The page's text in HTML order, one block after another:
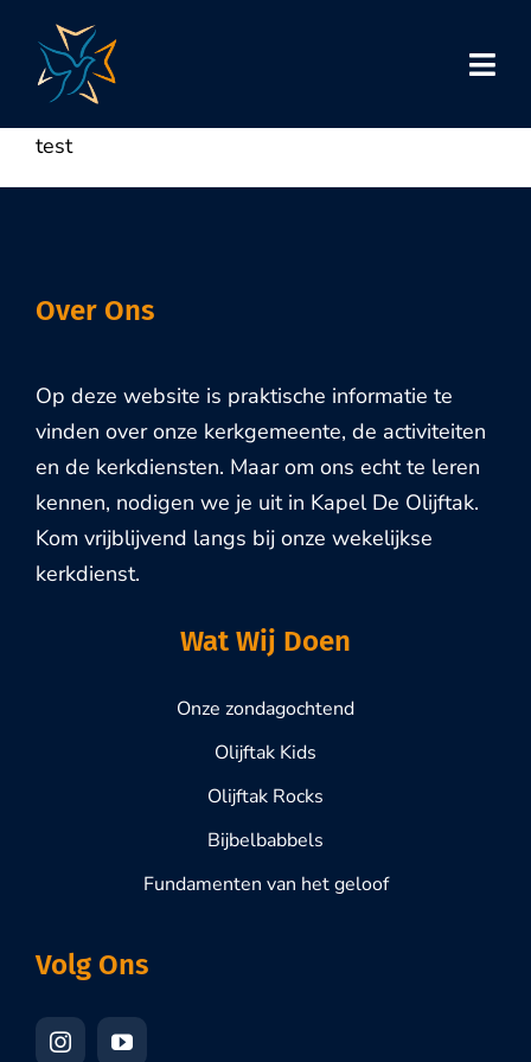
content
test
Over Ons
Op deze website is praktische informatie te
vinden over onze kerkgemeente, de activiteiten
en de kerkdiensten. Maar om ons echt te leren
kennen, nodigen we je uit in Kapel De Olijftak.
Kom vrijblijvend langs bij onze wekelijkse
kerkdienst.
Wat Wij Doen
Onze zondagochtend
Olijftak Kids
Olijftak Rocks
Bijbelbabbels
Fundamenten van het geloof
Volg Ons